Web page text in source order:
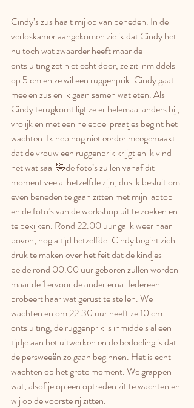
Cindy’s zus haalt mij op van beneden. In de
verloskamer aangekomen zie ik dat Cindy het
nu toch wat zwaarder heeft maar de
ontsluiting zet niet echt door, ze zit inmiddels
op 5 cm en ze wil een ruggenprik. Cindy gaat
mee en zus en ik gaan samen wat eten. Als
Cindy terugkomt ligt ze er helemaal anders bij,
vrolijk en met een heleboel praatjes begint het
wachten. Ik heb nog niet eerder meegemaakt
dat de vrouw een ruggenprik krijgt en ik vind
het wat saai 🤣de foto’s zullen vanaf dit
moment veelal hetzelfde zijn, dus ik besluit om
even beneden te gaan zitten met mijn laptop
en de foto’s van de workshop uit te zoeken en
te bekijken. Rond 22.00 uur ga ik weer naar
boven, nog altijd hetzelfde. Cindy begint zich
druk te maken over het feit dat de kindjes
beide rond 00.00 uur geboren zullen worden
maar de 1 ervoor de ander erna. Iedereen
probeert haar wat gerust te stellen. We
wachten en om 22.30 uur heeft ze 10 cm
ontsluiting, de ruggenprik is inmiddels al een
tijdje aan het uitwerken en de bedoeling is dat
de persweeën zo gaan beginnen. Het is echt
wachten op het grote moment. We grappen
wat, alsof je op een optreden zit te wachten en
wij op de voorste rij zitten.